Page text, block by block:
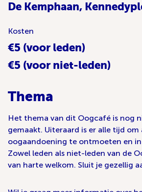
De Kemphaan,
Kosten
€5 (voor leden)
€5 (voor niet-leden)
Thema
Het thema van dit Oogcafé is nog
gemaakt. Uiteraard is er alle tijd
oogaandoening te ontmoeten en in
Zowel leden als niet-leden van de
van harte welkom. Sluit je gezellig